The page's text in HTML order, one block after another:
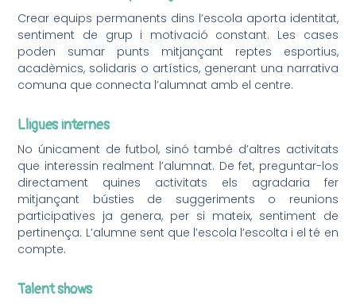
Crear equips permanents dins l’escola aporta identitat,
sentiment de grup i motivació constant. Les cases
poden sumar punts mitjançant reptes esportius,
acadèmics, solidaris o artístics, generant una narrativa
comuna que connecta l’alumnat amb el centre.
Lligues internes
No únicament de futbol, sinó també d’altres activitats
que interessin realment l’alumnat. De fet, preguntar-los
directament quines activitats els agradaria fer
mitjançant bústies de suggeriments o reunions
participatives ja genera, per si mateix, sentiment de
pertinença. L’alumne sent que l’escola l’escolta i el té en
compte.
Talent shows